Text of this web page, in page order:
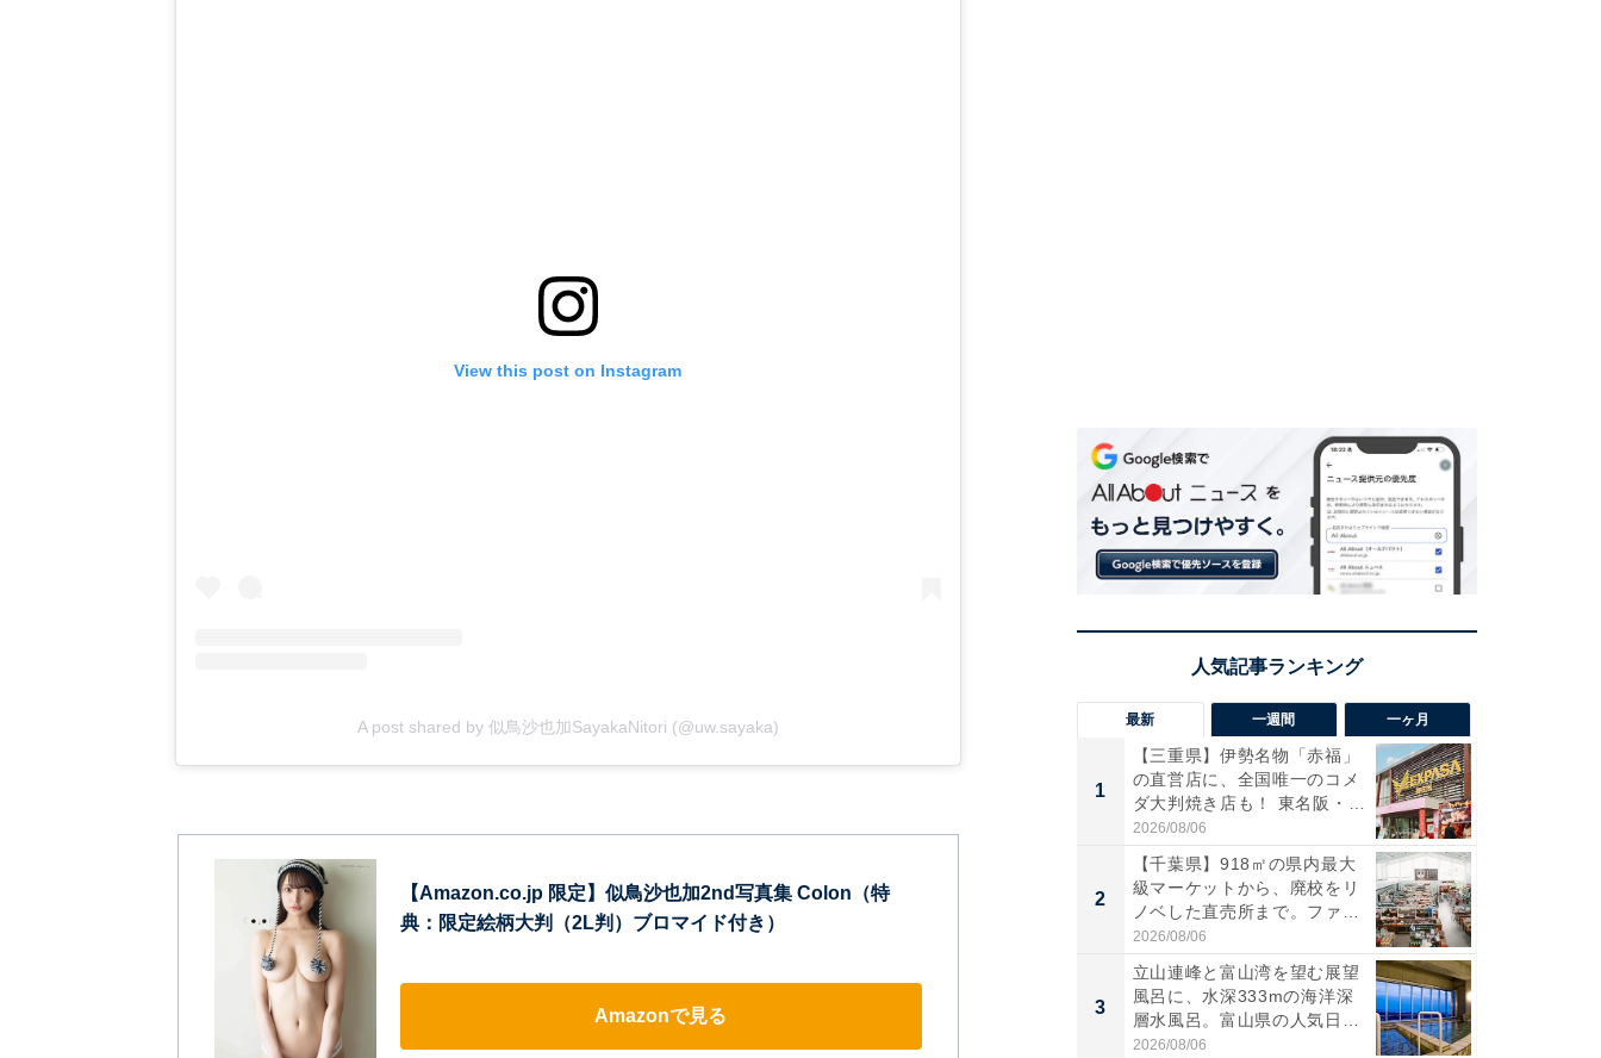
View this post on Instagram
A post shared by 似鳥沙也加SayakaNitori (@uw.sayaka)
【Amazon.co.jp 限定】似鳥沙也加2nd写真集 Colon（特
典：限定絵柄大判（2L判）ブロマイド付き）
Amazonで見る
最新 一週間 一ヶ月
1
【三重県】伊勢名物「赤福」
の直営店に、全国唯一のコメ
ダ大判焼き店も！ 東名阪・
伊...
2026/08/06
2
【千葉県】918㎡の県内最大
級マーケットから、廃校をリ
ノベした直売所まで。ファ
ー...
2026/08/06
3
立山連峰と富山湾を望む展望
風呂に、水深333mの海洋深
層水風呂。富山県の人気日
帰...
2026/08/06